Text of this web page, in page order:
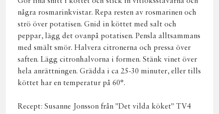
några rosmarinkvistar. Repa resten av rosmarinen och
strö över potatisen. Gnid in köttet med salt och
peppar, lägg det ovanpå potatisen. Pensla alltsammans
med smält smör. Halvera citronerna och pressa över
saften. Lägg citronhalvorna i formen. Stänk vinet över
hela anrättningen. Grädda i ca 25-30 minuter, eller tills
köttet har en temperatur på 60°.
Recept: Susanne Jonsson från "Det vilda köket" TV4